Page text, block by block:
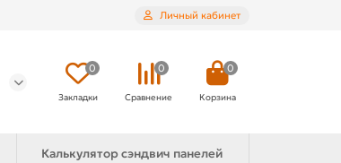
Личный кабинет
0
Закладки
0
Сравнение
0
Корзина
Калькулятор сэндвич панелей